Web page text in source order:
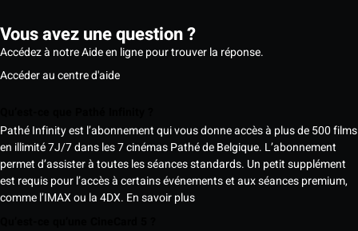
Vous avez une question ?
Accédez à notre Aide en ligne pour trouver la réponse.
Accéder au centre d'aide
Pathé Infinity est l’abonnement qui vous donne accès à plus de 500 films
en illimité 7J/7 dans les 7 cinémas Pathé de Belgique. L’abonnement
permet d’assister à toutes les séances standards. Un petit supplément
est requis pour l’accès à certains événements et aux séances premium,
comme l’IMAX ou la 4DX. En savoir plus